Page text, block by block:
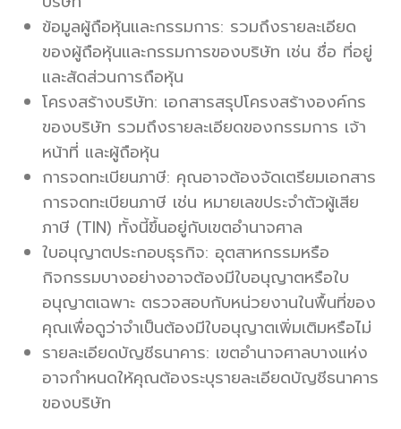
ข้อมูลผู้ถือหุ้นและกรรมการ: รวมถึงรายละเอียด
ของผู้ถือหุ้นและกรรมการของบริษัท เช่น ชื่อ ที่อยู่
และสัดส่วนการถือหุ้น
โครงสร้างบริษัท: เอกสารสรุปโครงสร้างองค์กร
ของบริษัท รวมถึงรายละเอียดของกรรมการ เจ้า
หน้าที่ และผู้ถือหุ้น
การจดทะเบียนภาษี: คุณอาจต้องจัดเตรียมเอกสาร
การจดทะเบียนภาษี เช่น หมายเลขประจำตัวผู้เสีย
ภาษี (TIN) ทั้งนี้ขึ้นอยู่กับเขตอำนาจศาล
ใบอนุญาตประกอบธุรกิจ: อุตสาหกรรมหรือ
กิจกรรมบางอย่างอาจต้องมีใบอนุญาตหรือใบ
อนุญาตเฉพาะ ตรวจสอบกับหน่วยงานในพื้นที่ของ
คุณเพื่อดูว่าจำเป็นต้องมีใบอนุญาตเพิ่มเติมหรือไม่
รายละเอียดบัญชีธนาคาร: เขตอำนาจศาลบางแห่ง
อาจกำหนดให้คุณต้องระบุรายละเอียดบัญชีธนาคาร
ของบริษัท